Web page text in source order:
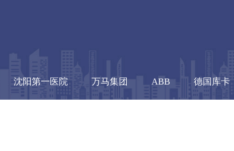
沈阳第一医院 万马集团 ABB 德国库卡